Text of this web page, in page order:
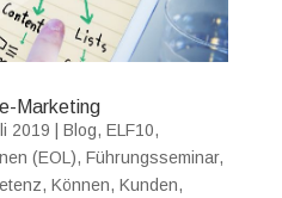
Marketing
2019 Blog, ELF10,
(EOL), Führungsseminar,
, Können, Kunden,